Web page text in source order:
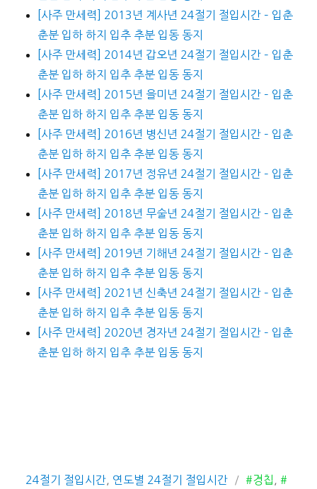
[사주 만세력] 2013년 계사년 24절기 절입시간 – 입춘
춘분 입하 하지 입추 추분 입동 동지
[사주 만세력] 2014년 갑오년 24절기 절입시간 – 입춘
춘분 입하 하지 입추 추분 입동 동지
[사주 만세력] 2015년 을미년 24절기 절입시간 – 입춘
춘분 입하 하지 입추 추분 입동 동지
[사주 만세력] 2016년 병신년 24절기 절입시간 – 입춘
춘분 입하 하지 입추 추분 입동 동지
[사주 만세력] 2017년 정유년 24절기 절입시간 – 입춘
춘분 입하 하지 입추 추분 입동 동지
[사주 만세력] 2018년 무술년 24절기 절입시간 – 입춘
춘분 입하 하지 입추 추분 입동 동지
[사주 만세력] 2019년 기해년 24절기 절입시간 – 입춘
춘분 입하 하지 입추 추분 입동 동지
[사주 만세력] 2021년 신축년 24절기 절입시간 – 입춘
춘분 입하 하지 입추 추분 입동 동지
[사주 만세력] 2020년 경자년 24절기 절입시간 – 입춘
춘분 입하 하지 입추 추분 입동 동지
카
24절기 절입시간 연도별 24절기 절입시간
태
#경칩
#